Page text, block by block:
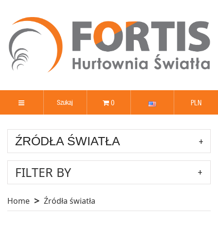
0 PLN
ŹRÓDŁA ŚWIATŁA
FILTER BY
Home Źródła światła